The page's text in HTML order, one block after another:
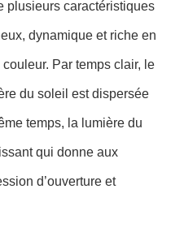
plusieurs caractéristiques
dynamique et riche en
Par temps clair, le
du soleil est dispersée
temps, la lumière du
qui donne aux
d’ouverture et